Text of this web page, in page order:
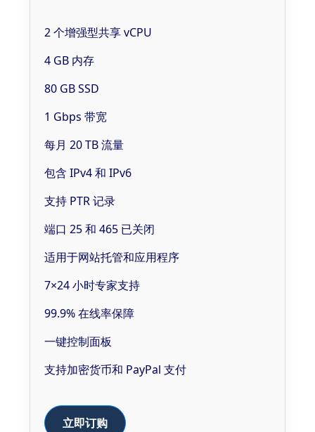
2 个增强型共享 vCPU
4 GB 内存
80 GB SSD
1 Gbps 带宽
每月 20 TB 流量
包含 IPv4 和 IPv6
支持 PTR 记录
端口 25 和 465 已关闭
适用于网站托管和应用程序
7×24 小时专家支持
99.9% 在线率保障
一键控制面板
支持加密货币和 PayPal 支付
立即订购